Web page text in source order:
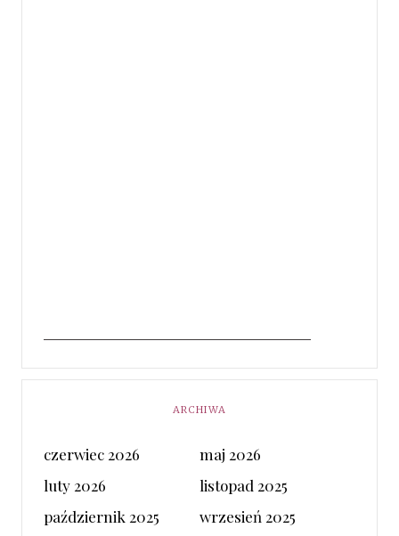
ARCHIWA
czerwiec 2026
maj 2026
luty 2026
listopad 2025
październik 2025
wrzesień 2025